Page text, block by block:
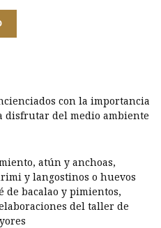
con la importancia
disfrutar del medio ambiente
atún y anchoas,
y langostinos o huevos
de bacalao y pimientos,
del taller de